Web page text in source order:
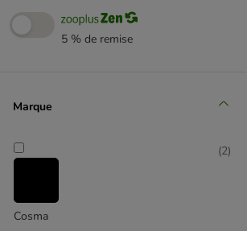
Boules de poils
PURINA ONE
Royal Canin
Sanabelle
5 % de remise
Marque
Cosma
(2)